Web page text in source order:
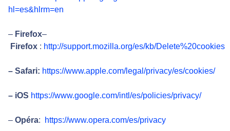
hl=es&hlrm=en
– Firefox–
Firefox : http://support.mozilla.org/es/kb/Delete%20cookies
– Safari: https://www.apple.com/legal/privacy/es/cookies/
– iOS https://www.google.com/intl/es/policies/privacy/
– Opéra: https://www.opera.com/es/privacy